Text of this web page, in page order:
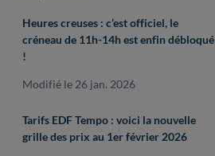
Heures creuses : c’est officiel, le
créneau de 11h-14h est enfin débloqué
!
Modifié le 26 jan. 2026
Tarifs EDF Tempo : voici la nouvelle
grille des prix au 1er février 2026